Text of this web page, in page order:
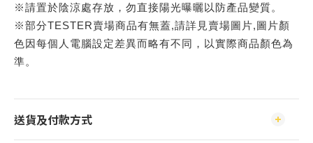
※請置於陰涼處存放，勿直接陽光曝曬以防產品變質。
※部分TESTER賣場商品有無蓋,請詳見賣場圖片,圖片顏
色因每個人電腦設定差異而略有不同，以實際商品顏色為
準。
送貨及付款方式